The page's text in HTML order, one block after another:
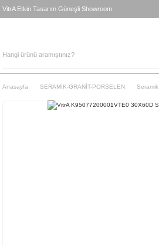
VitrA Etkin Tasarım Güneşli Showroom
Anasayfa SERAMİK-GRANİT-PORSELEN Seramik